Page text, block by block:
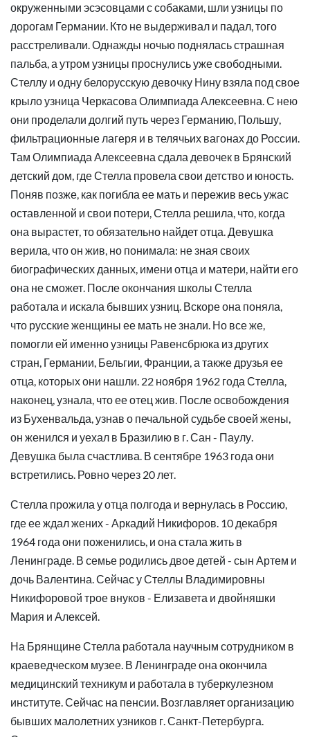
окруженными эсэсовцами с собаками, шли узницы по
дорогам Германии. Кто не выдерживал и падал, того
расстреливали. Однажды ночью поднялась страшная
пальба, а утром узницы проснулись уже свободными.
Стеллу и одну белорусскую девочку Нину взяла под свое
крыло узница Черкасова Олимпиада Алексеевна. С нею
они проделали долгий путь через Германию, Польшу,
фильтрационные лагеря и в телячьих вагонах до России.
Там Олимпиада Алексеевна сдала девочек в Брянский
детский дом, где Стелла провела свои детство и юность.
Поняв позже, как погибла ее мать и пережив весь ужас
оставленной и свои потери, Стелла решила, что, когда
она вырастет, то обязательно найдет отца. Девушка
верила, что он жив, но понимала: не зная своих
биографических данных, имени отца и матери, найти его
она не сможет. После окончания школы Стелла
работала и искала бывших узниц. Вскоре она поняла,
что русские женщины ее мать не знали. Но все же,
помогли ей именно узницы Равенсбрюка из других
стран, Германии, Бельгии, Франции, а также друзья ее
отца, которых они нашли. 22 ноября 1962 года Стелла,
наконец, узнала, что ее отец жив. После освобождения
из Бухенвальда, узнав о печальной судьбе своей жены,
он женился и уехал в Бразилию в г. Сан - Паулу.
Девушка была счастлива. В сентябре 1963 года они
встретились. Ровно через 20 лет.
Стелла прожила у отца полгода и вернулась в Россию,
где ее ждал жених - Аркадий Никифоров. 10 декабря
1964 года они поженились, и она стала жить в
Ленинграде. В семье родились двое детей - сын Артем и
дочь Валентина. Сейчас у Стеллы Владимировны
Никифоровой трое внуков - Елизавета и двойняшки
Мария и Алексей.
На Брянщине Стелла работала научным сотрудником в
краеведческом музее. В Ленинграде она окончила
медицинский техникум и работала в туберкулезном
институте. Сейчас на пенсии. Возглавляет организацию
бывших малолетних узников г. Санкт-Петербурга.